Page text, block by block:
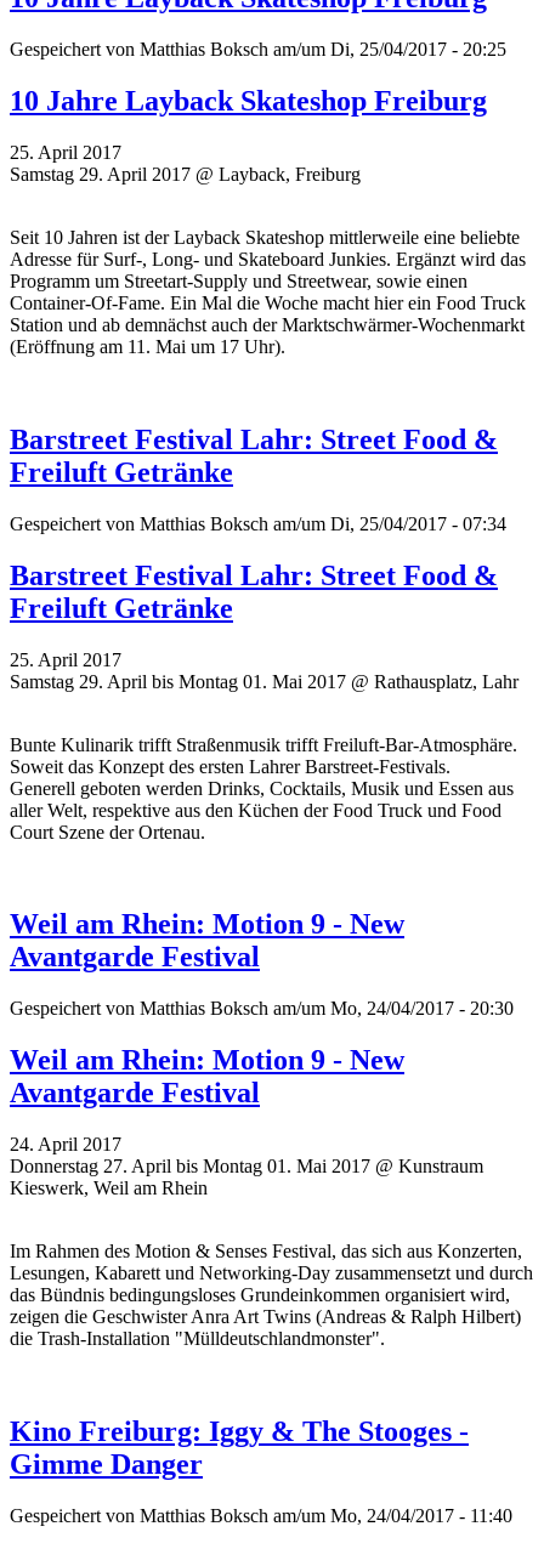
Gespeichert von Matthias Boksch am/um Di, 25/04/2017 - 20:25
10 Jahre Layback Skateshop Freiburg
25. April 2017
Samstag 29. April 2017 @ Layback, Freiburg
Seit 10 Jahren ist der Layback Skateshop mittlerweile eine beliebte
Adresse für Surf-, Long- und Skateboard Junkies. Ergänzt wird das
Programm um Streetart-Supply und Streetwear, sowie einen
Container-Of-Fame. Ein Mal die Woche macht hier ein Food Truck
Station und ab demnächst auch der Marktschwärmer-Wochenmarkt
(Eröffnung am 11. Mai um 17 Uhr).
Barstreet Festival Lahr: Street Food &
Freiluft Getränke
Gespeichert von Matthias Boksch am/um Di, 25/04/2017 - 07:34
Barstreet Festival Lahr: Street Food &
Freiluft Getränke
25. April 2017
Samstag 29. April bis Montag 01. Mai 2017 @ Rathausplatz, Lahr
Bunte Kulinarik trifft Straßenmusik trifft Freiluft-Bar-Atmosphäre.
Soweit das Konzept des ersten Lahrer Barstreet-Festivals.
Generell geboten werden Drinks, Cocktails, Musik und Essen aus
aller Welt, respektive aus den Küchen der Food Truck und Food
Court Szene der Ortenau.
Weil am Rhein: Motion 9 - New
Avantgarde Festival
Gespeichert von Matthias Boksch am/um Mo, 24/04/2017 - 20:30
Weil am Rhein: Motion 9 - New
Avantgarde Festival
24. April 2017
Donnerstag 27. April bis Montag 01. Mai 2017 @ Kunstraum
Kieswerk, Weil am Rhein
Im Rahmen des Motion & Senses Festival, das sich aus Konzerten,
Lesungen, Kabarett und Networking-Day zusammensetzt und durch
das Bündnis bedingungsloses Grundeinkommen organisiert wird,
zeigen die Geschwister Anra Art Twins (Andreas & Ralph Hilbert)
die Trash-Installation "Mülldeutschlandmonster".
Kino Freiburg: Iggy & The Stooges -
Gimme Danger
Gespeichert von Matthias Boksch am/um Mo, 24/04/2017 - 11:40